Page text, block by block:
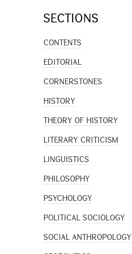
SECTIONS
CONTENTS
EDITORIAL
CORNERSTONES
HISTORY
THEORY OF HISTORY
LITERARY CRITICISM
LINGUISTICS
PHILOSOPHY
PSYCHOLOGY
POLITICAL SOCIOLOGY
SOCIAL ANTHROPOLOGY